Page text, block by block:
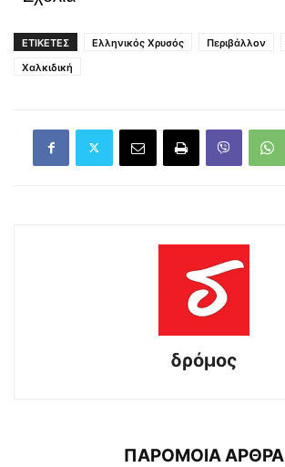
ΕΤΙΚΕΤΕΣ Ελληνικός Χρυσός Περιβάλλον
Χαλκιδική
δρόμος
ΠΑΡΟΜΟΙΑ ΑΡΘΡΑ